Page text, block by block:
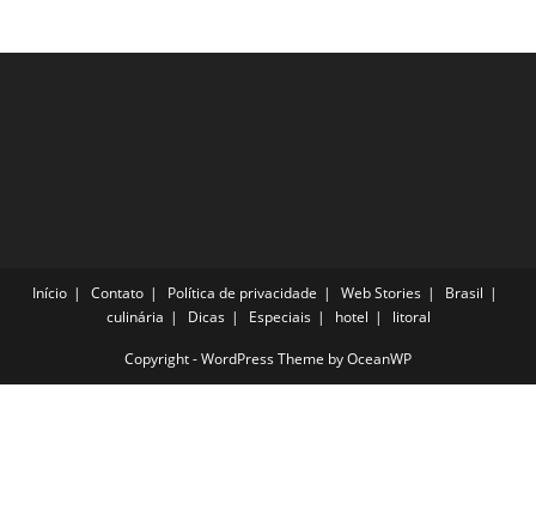
Experimentar
Início Contato Política de privacidade Web Stories
Brasil
culinária
Dicas Especiais hotel litoral
Copyright - WordPress Theme by OceanWP